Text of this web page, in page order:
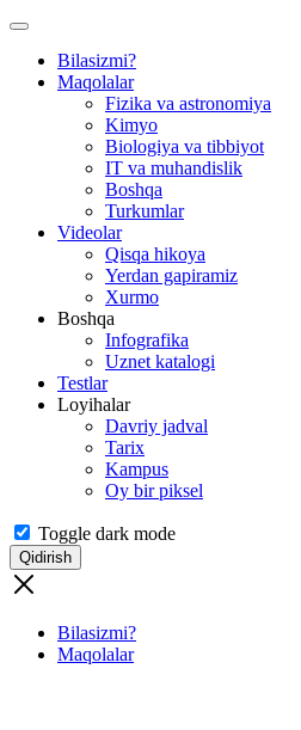
Bilasizmi?
Maqolalar
Fizika va astronomiya
Kimyo
Biologiya va tibbiyot
IT va muhandislik
Boshqa
Turkumlar
Videolar
Qisqa hikoya
Yerdan gapiramiz
Xurmo
Boshqa
Infografika
Uznet katalogi
Testlar
Loyihalar
Davriy jadval
Tarix
Kampus
Oy bir piksel
Toggle dark mode
Qidirish
Bilasizmi?
Maqolalar